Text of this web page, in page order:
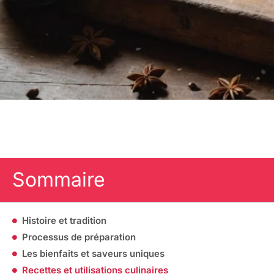
Sommaire
Histoire et tradition
Processus de préparation
Les bienfaits et saveurs uniques
Recettes et utilisations culinaires